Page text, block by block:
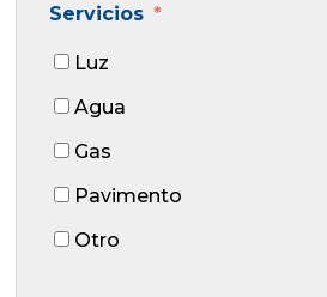
Servicios
Luz
Agua
Gas
Pavimento
Otro